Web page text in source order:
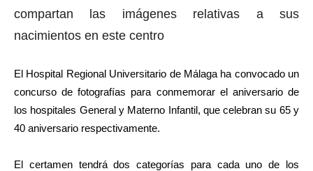
compartan las imágenes relativas a sus
nacimientos en este centro
El Hospital Regional Universitario de Málaga ha convocado un
concurso de fotografías para conmemorar el aniversario de
los hospitales General y Materno Infantil, que celebran su 65 y
40 aniversario respectivamente.
El certamen tendrá dos categorías para cada uno de los